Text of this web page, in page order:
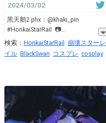
2024/03/02
黑天鹅2 phx：@khaki_pin
#HonkaiStarRail 📷
検索： HonkaiStarRail
崩壊スターレ
イル BlackSwan コスプレ cosplay